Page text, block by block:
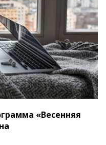
«Весенняя